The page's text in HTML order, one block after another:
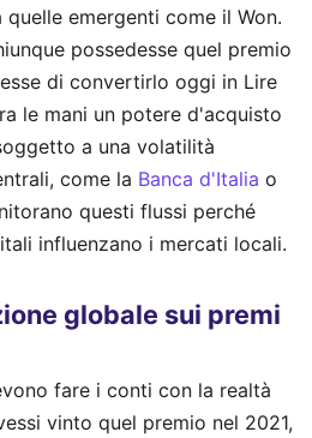
emergenti come il Won.
possedesse quel premio
di convertirlo oggi in Lire
le mani un potere d'acquisto
a una volatilità
come la Banca d'Italia o
questi flussi perché
influenzano i mercati locali.
globale sui premi
fare i conti con la realtà
vinto quel premio nel 2021,